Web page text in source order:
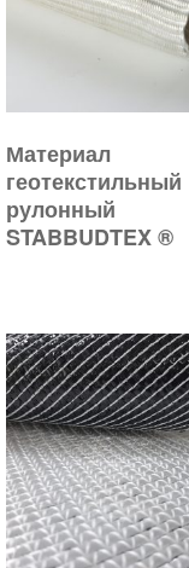
Материал
геотекстильный
рулонный
STABBUDTEX ®